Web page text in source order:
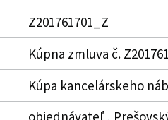
Z201761701_Z
Kúpna zmluva č.
Kúpa kancelárskeho
objednávateľ ,